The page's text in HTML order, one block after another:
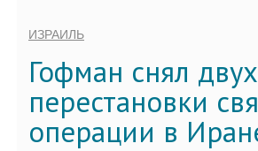
ИЗРАИЛЬ
Гофман снял
перестановки
операции в